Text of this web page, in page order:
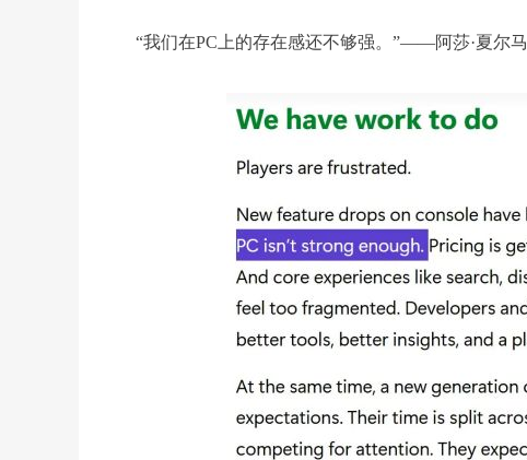
“我们在PC上的存在感还不够强。”——阿莎·夏尔马